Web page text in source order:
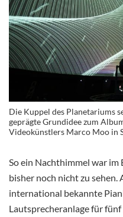
Die Kuppel des Planetariums
geprägte Grundidee zum
Videokünstlers Marco Moo in
So ein Nachthimmel war
bisher noch nicht zu sehen.
international bekannte
Lautsprecheranlage für